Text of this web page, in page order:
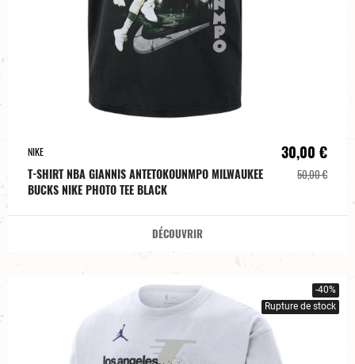
NIKE
T-SHIRT NBA GIANNIS ANTETOKOUNMPO MILWAUKEE
BUCKS NIKE PHOTO TEE BLACK
30,00 €
50,00 €
DÉCOUVRIR
-40%
Rupture de stock